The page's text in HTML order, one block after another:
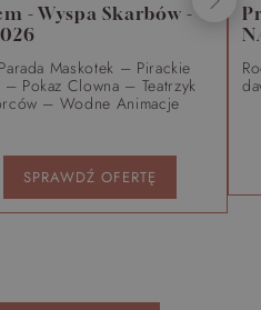
- Wyspa Skarbów -
Maskotek – Pirackie
Pokaz Clowna – Teatrzyk
– Wodne Animacje
SPRAWDŹ OFERTĘ